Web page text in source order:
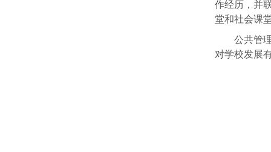
作经历，并
堂和社会课
公共管
对学校发展